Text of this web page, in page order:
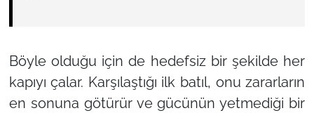
Böyle olduğu için de hedefsiz bir şekilde her
kapıyı çalar. Karşılaştığı ilk batıl, onu zararların
en sonuna götürür ve gücünün yetmediği bir